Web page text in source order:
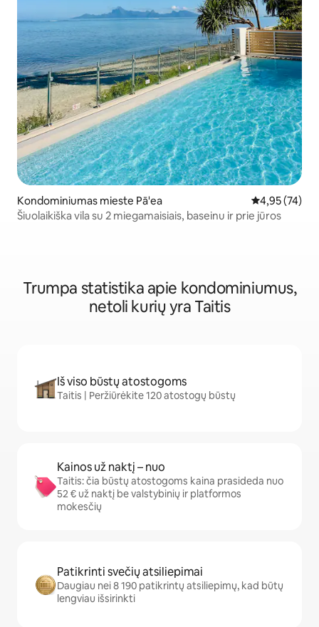
Kondominiumas mieste Pā'ea Vidutinis
4,95 (74)
Šiuolaikiška vila su 2 miegamaisiais, baseinu ir prie jūros
Trumpa statistika apie kondominiumus,
netoli kurių yra Taitis
Iš viso būstų atostogoms
Taitis | Peržiūrėkite 120 atostogų būstų
Kainos už naktį – nuo
Taitis: čia būstų atostogoms kaina prasideda nuo
52 € už naktį be valstybinių ir platformos
mokesčių
Patikrinti svečių atsiliepimai
Daugiau nei 8 190 patikrintų atsiliepimų, kad būtų
lengviau išsirinkti